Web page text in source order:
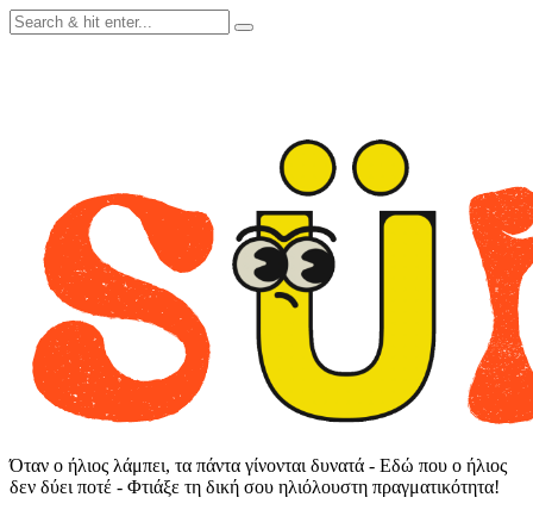
Skip
to
Όταν ο ήλιος λάμπει, τα πάντα γίνονται δυνατά - Εδώ που ο ήλιος
δεν δύει ποτέ - Φτιάξε τη δική σου ηλιόλουστη πραγματικότητα!